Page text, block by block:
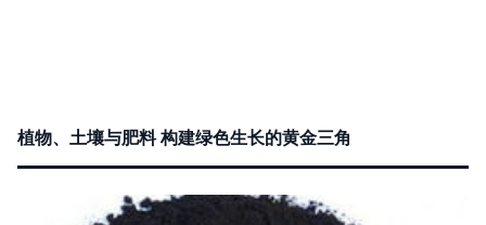
植物、土壤与肥料 构建绿色生长的黄金三角